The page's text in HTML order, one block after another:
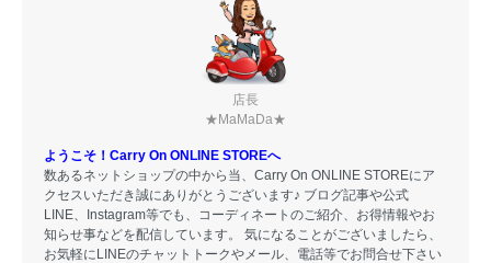
店長
★MaMaDa★
ようこそ！Carry On ONLINE STOREへ
数あるネットショップの中から当、Carry On ONLINE STOREにア
クセスいただき誠にありがとうございます♪ ブログ記事や公式
LINE、Instagram等でも、コーディネートのご紹介、お得情報やお
知らせ事などを配信しています。 気になることがございましたら、
お気軽にLINEのチャットトークやメール、電話等でお問合せ下さい